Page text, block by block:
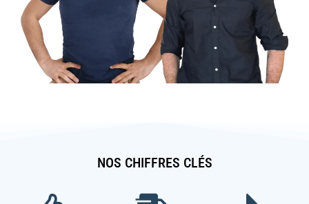
NOS CHIFFRES CLÉS